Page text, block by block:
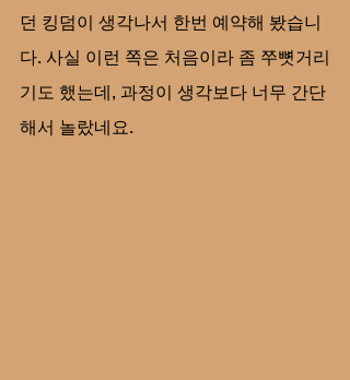
던 킹덤이 생각나서 한번 예약해 봤습니
다. 사실 이런 쪽은 처음이라 좀 쭈뼛거리
기도 했는데, 과정이 생각보다 너무 간단
해서 놀랐네요.